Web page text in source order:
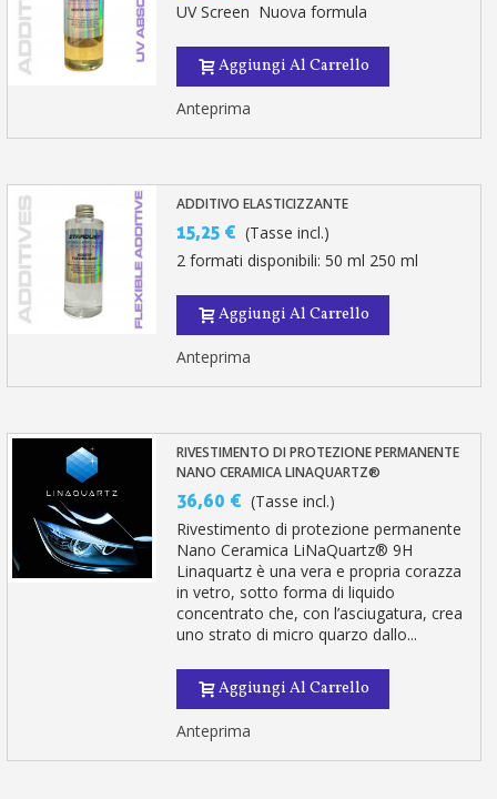
UV Screen Nuova formula
Aggiungi Al Carrello
Anteprima
ADDITIVO ELASTICIZZANTE
15,25 € (Tasse incl.)
2 formati disponibili: 50 ml 250 ml
Aggiungi Al Carrello
Anteprima
RIVESTIMENTO DI PROTEZIONE PERMANENTE
NANO CERAMICA LINAQUARTZ®
36,60 € (Tasse incl.)
Rivestimento di protezione permanente
Nano Ceramica LiNaQuartz® 9H
Linaquartz è una vera e propria corazza
in vetro, sotto forma di liquido
concentrato che, con l’asciugatura, crea
uno strato di micro quarzo dallo...
Aggiungi Al Carrello
Anteprima